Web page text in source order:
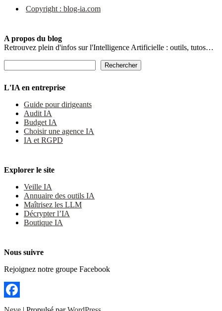
Copyright : blog-ia.com
A propos du blog
Retrouvez plein d'infos sur l'Intelligence Artificielle : outils, tutos…
Rechercher
L'IA en entreprise
Guide pour dirigeants
Audit IA
Budget IA
Choisir une agence IA
IA et RGPD
Explorer le site
Veille IA
Annuaire des outils IA
Maîtrisez les LLM
Décrypter l’IA
Boutique IA
Nous suivre
Rejoignez notre groupe Facebook
Facebook